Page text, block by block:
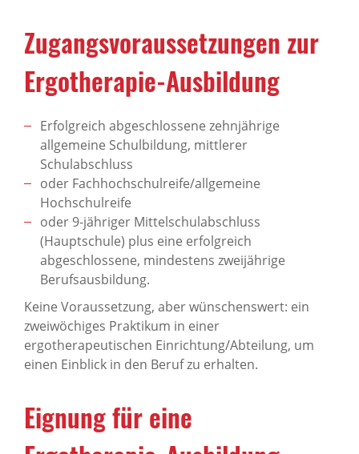
Zugangsvoraussetzungen zur
Ergotherapie-Ausbildung
Erfolgreich abgeschlossene zehnjährige
allgemeine Schulbildung, mittlerer
Schulabschluss
oder Fachhochschulreife/allgemeine
Hochschulreife
oder 9-jähriger Mittelschulabschluss
(Hauptschule) plus eine erfolgreich
abgeschlossene, mindestens zweijährige
Berufsausbildung.
Keine Voraussetzung, aber wünschenswert: ein
zweiwöchiges Praktikum in einer
ergotherapeutischen Einrichtung/Abteilung, um
einen Einblick in den Beruf zu erhalten.
Eignung für eine